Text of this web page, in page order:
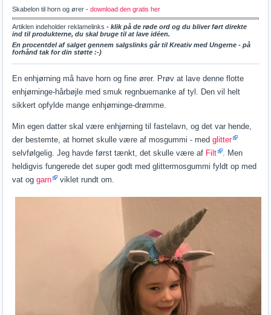
Skabelon til horn og ører -download den gratis her
Artiklen indeholder reklamelinks- klik på de røde ord og du bliver ført direkte
ind til produkterne, du skal bruge til at lave idéen.
En procentdel af salget gennem salgslinks går til Kreativ med Ungerne - på
forhånd tak for din støtte :-)
En enhjørning må have horn og fine ører. Prøv at lave denne flotte
enhjørninge-hårbøjle med smuk regnbuemanke af tyl. Den vil helt
sikkert opfylde mange enhjørninge-drømme.
Min egen datter skal være enhjørning til fastelavn, og det var hende,
der bestemte, at hornet skulle være af mosgummi - medglitter
selvfølgelig. Jeg havde først tænkt, det skulle være af Filt
. Men
heldigvis fungerede det super godt med glittermosgummi fyldt op med
vat oggarn viklet rundt om.